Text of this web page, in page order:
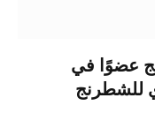
عضوًا في
للشطرنج